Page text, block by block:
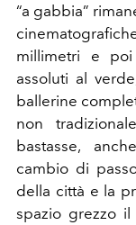
“a gabbia”
millimetri e
assoluti al
ballerine
non
bastasse,
cambio di
della città e la
spazio grezzo